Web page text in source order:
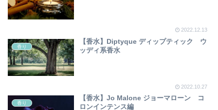
2022.12.13
香り
【香水】Diptyque ディップティック ウ
ッディ系香水
2022.10.27
香り
【香水】Jo Malone ジョーマローン コ
ロンインテンス編